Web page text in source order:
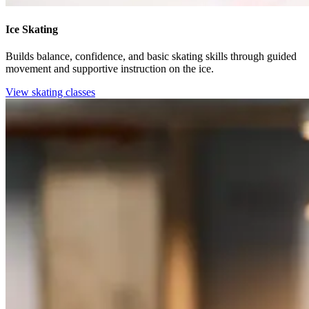
Ice Skating​​​​‌ ‍ ​‍​‍‌‍ ‌ ​‍‌‍‍‌‌‍‌ ‌‍‍‌‌‍ ‍​‍​‍​ ‍‍​‍​‍‌ ​ ‌‍​‌‌‍ ‍‌‍‍‌‌ ‌​‌ ‍‌​‍ ‍‌‍‍‌‌‍ ​‍​‍​‍ ​​‍​‍‌‍‍​‌ ​‍‌‍‌‌‌‍‌‍​‍​‍​ ‍‍​‍​‍‌‍‍​‌ ‌​‌ ‌​‌ ​​‌ ​ ​ ‍‍​‍ ​‍ ‌‍​ ‌‍‍​‌‍‌‌‌‍ ​‌ ​ ‌‍‌‌‌‍​‌‌ ​​‌‍‍‌‌‍‌‌‌ ​‍‌ ​ ​‍ ‍‌ ​ ‌‍​‌‌‍ ‍‌‍‍‌‌ ‌​‌ ‍‌​‍ ‍‌ ​ ‌ ‌​‌ ‌‌‌‍‌​‌‍‍‌‌‍ ​‍ ‌‍‍‌‌‍ ‍‌ ‌​‌‍‌‌‌‍ ‍‌ ‌​​‍ ‌‍‌‌‌‍‌​‌‍‍‌‌ ‌​​‍ ‌‍ ‌‌‍ ‌‍‌​‌‍‌‌​ ‌‌ ​​‌ ​‍‌‍‌‌‌ ​ ‌‍‌‌‌‍ ‍‌ ‌​‌‍​‌‌ ‌​‌‍‍‌‌‍ ‌‍ ‍​ ‍ ‌‍‍‌‌‍‌​​ ‌​ ‍‌​ ‍‌​ ​​​ ‍‌‌‍‌‌​ ‌‌‌‍‌​​ ‌‌​‍ ‌‌‍‌‍​ ​‍‌‍​‌​ ‍‌​‍ ‌​ ‌​​ ‍​‌‍‌‍‌‍​ ​‍ ‌‌‍​‌​ ‌ ​ ‍​​ ‌‌​‍ ‌‌‍​‍​ ‌‌‌‍‌​​ ‌ ​ ‌ ​ ​‍​ ‌‌​ ‌‍​ ‍​​ ​‌​ ​‌‌‍​‍​ ‍ ‌ ‌​‌ ‍‌‌ ​​‌‍‌‌​ ‌‌ ‌‍‌‍‌‌‌‍ ‍‌ ‌‌‌‍‌‌‌‌​ ‌‍ ​‌ ‌‌‌‍‌ ‌‌​​‌‍​‌‌‍‌ ‌‍‌‌​ ‍ ‌ ​​‌‍​‌‌ ‌​‌‍‍​​ ‌‌ ​​‌‍​‌‌‍‌ ‌‍‌‌‌​​‍‌ ‌‌‌‍‍‌‌‍ ​‌‍‌​‌‍‌‌‌ ​‍​‍‌‌​ ‌‌‌​​‍‌‌ ‌‍‍ ‌‍‌‌‌ ‍‌​‍‌‌​ ​ ‌​‌​​‍‌‌​ ​ ‌​‌​​‍‌‌​ ​‍​ ​‍​ ​​​ ‌‌‌‍​ ​ ‍‌​ ‌ ​ ​​​ ‍‌​ ‌ ​ ‌‍​ ​‍​ ​‍​ ​‌​‍‌‌​ ​‍​ ​‍​‍‌‌​ ‌‌‌​‌​​‍ ‍‌ ‌​‌‍​‌‌‍​‍‌ ​ ​‍‌‌​ ‌‌‌​​‍‌‌ ‌‍‍ ‌‍‌‌‌ ‍‌​‍‌‌​ ​ ‌​‌​​‍‌‌​ ​ ‌​‌​​‍‌‌​ ​‍​ ​‍‌‍‌‌‌‍‌​​ ‌‍‌‍‌​​ ​​​ ​‌​ ‌‌​ ​‍‌‍​‍​ ‌ ‌‍‌‌​ ​‌​‍‌‌​ ​‍​ ​‍​‍‌‌​ ‌‌‌​‌​​‍ ‍‌‍​ ‌‍ ‌‍ ‍‌ ‌​‌‍‌‌‌‍ ‍‌ ‌​​‍‌‌​ ‌‌‌​​‍‌‌ ‌‍‍ ‌‍‌‌‌ ‍‌​‍‌‌​ ​ ‌​‌​​‍‌‌​ ​ ‌​‌​​‍‌‌​ ​‍​ ​‍​ ‌​‌‍​ ‌‍‌‌​ ​‌​ ‍‌​ ‌ ​ ​ ​ ‍​​ ‌‍​ ‌‌​ ‌‌​ ‌ ​ ​​‌‍‌​‌‍​‍‌‍‌​​ ​‍​ ‌‌​ ‌‍‌‍‌​​ ‌‍‌‍‌​​ ‌​‌‍‌‌‌‍‌​​ ‍​‌‍‌‌​ ​‍​ ‌ ‌‍‌‍‌‍​‌​ ‌​​‍‌‌​ ​‍​ ​‍​‍‌‌​ ‌‌‌​‌​​‍ ‍‌ ‌​‌‍‍‌‌ ‌​‌‍ ​‌‍‌‌​ ‌‍​‍‌‍​‌‌ ​ ‌‍‌‌‌‌‌‌‌ ​‍‌‍ ​​ ‌‌‍‍​‌ ‌​‌ ‌​‌ ​​‌ ​ ​‍‌‌​ ​ ‌​​‌​‍‌‌​ ​‍‌​‌‍​‍‌‌​ ​‍‌​‌‍‌‍​ ‌‍‍​‌‍‌‌‌‍ ​‌ ​ ‌‍‌‌‌‍​‌‌ ​​‌‍‍‌‌‍‌‌‌ ​‍‌ ​ ​‍ ‍‌ ​ ‌‍​‌‌‍ ‍‌‍‍‌‌ ‌​‌ ‍‌​‍ ‍‌ ​ ‌ ‌​‌ ‌‌‌‍‌​‌‍‍‌‌‍ ​‍‌‍‌‍‍‌‌‍‌​​ ‌​ ‍‌​ ‍‌​ ​​​ ‍‌‌‍‌‌​ ‌‌‌‍‌​​ ‌‌​‍ ‌‌‍‌‍​ ​‍‌‍​‌​ ‍‌​‍ ‌​ ‌​​ ‍​‌‍‌‍‌‍​ ​‍ ‌‌‍​‌​ ‌ ​ ‍​​ ‌‌​‍ ‌‌‍​‍​ ‌‌‌‍‌​​ ‌ ​ ‌ ​ ​‍​ ‌‌​ ‌‍​ ‍​​ ​‌​ ​‌‌‍​‍​‍‌‍‌ ‌​‌ ‍‌‌ ​​‌‍‌‌​ ‌‌ ‌‍‌‍‌‌‌‍ ‍‌ ‌‌‌‍‌‌‌‌​ ‌‍ ​‌ ‌‌‌‍‌ ‌‌​​‌‍​‌‌‍‌ ‌‍‌‌​‍‌‍‌ ​​‌‍​‌‌ ‌​‌‍‍​​ ‌‌ ​​‌‍​‌‌‍‌ ‌‍‌‌‌​​‍‌ ‌‌‌‍‍‌‌‍ ​‌‍‌​‌‍‌‌‌ ​‍​‍‌‌​ ‌‌‌​​‍‌‌ ‌‍‍ ‌‍‌‌‌ ‍‌​‍‌‌​ ​ ‌​‌​​‍‌‌​ ​ ‌​‌​​‍‌‌​ ​‍​ ​‍​ ​​​ ‌‌‌‍​ ​ ‍‌​ ‌ ​ ​​​ ‍‌​ ‌ ​ ‌‍​ ​‍​ ​‍​ ​‌​‍‌‌​ ​‍​ ​‍​‍‌‌​ ‌‌‌​‌​​‍ ‍‌ ‌​‌‍​‌‌‍​‍‌ ​ ​‍‌‌​ ‌‌‌​​‍‌‌ ‌‍‍ ‌‍‌‌‌ ‍‌​‍‌‌​ ​ ‌​‌​​‍‌‌​ ​ ‌​‌​​‍‌‌​ ​‍​ ​‍‌‍‌‌‌‍‌​​ ‌‍‌‍‌​​ ​​​ ​‌​ ‌‌​ ​‍‌‍​‍​ ‌ ‌‍‌‌​ ​‌​‍‌‌​ ​‍​ ​‍​‍‌‌​ ‌‌‌​‌​​‍ ‍‌‍​ ‌‍ ‌‍ ‍‌ ‌​‌‍‌‌‌‍ ‍‌ ‌​​‍‌‌​ ‌‌‌​​‍‌‌ ‌‍‍ ‌‍‌‌‌ ‍‌​‍‌‌​ ​ ‌​‌​​‍‌‌​ ​ ‌​‌​​‍‌‌​ ​‍​ ​‍​ ‌​‌‍​ ‌‍‌‌​ ​‌​ ‍‌​ ‌ ​ ​ ​ ‍​​ ‌‍​ ‌‌​ ‌‌​ ‌ ​ ​​‌‍‌​‌‍​‍‌‍‌​​ ​‍​ ‌‌​ ‌‍‌‍‌​​ ‌‍‌‍‌​​ ‌​‌‍‌‌‌‍‌​​ ‍​‌‍‌‌​ ​‍​ ‌ ‌‍‌‍‌‍​‌​ ‌​​‍‌‌​ ​‍​ ​‍​‍‌‌​ ‌‌‌​‌​​‍ ‍‌ ‌​‌‍‍‌‌ ‌​‌‍ ​‌‍‌‌​‍‌‍‌ ​​‌‍‌‌‌ ​‍‌ ​ ‌ ​​‌‍‌‌‌‍​ ‌ ‌​‌‍‍‌‌ ‌‍‌‍‌‌​ ‌‌ ​​‌ ‌‌‌‍​‍‌‍ ​‌‍‍‌‌ ​ ‌‍‍​‌‍‌‌‌‍‌​​‍​‍‌ ‌
Builds balance, confidence, and basic skating skills through guided
movement and supportive instruction on the ice.​​​​‌ ‍ ​‍​‍‌‍ ‌ ​‍‌‍‍‌‌‍‌ ‌‍‍‌‌‍ ‍​‍​‍​ ‍‍​‍​‍‌ ​ ‌‍​‌‌‍ ‍‌‍‍‌‌ ‌​‌ ‍‌​‍ ‍‌‍‍‌‌‍ ​‍​‍​‍ ​​‍​‍‌‍‍​‌ ​‍‌‍‌‌‌‍‌‍​‍​‍​ ‍‍​‍​‍‌‍‍​‌ ‌​‌ ‌​‌ ​​‌ ​ ​ ‍‍​‍ ​‍ ‌‍​ ‌‍‍​‌‍‌‌‌‍ ​‌ ​ ‌‍‌‌‌‍​‌‌ ​​‌‍‍‌‌‍‌‌‌ ​‍‌ ​ ​‍ ‍‌ ​ ‌‍​‌‌‍ ‍‌‍‍‌‌ ‌​‌ ‍‌​‍ ‍‌ ​ ‌ ‌​‌ ‌‌‌‍‌​‌‍‍‌‌‍ ​‍ ‌‍‍‌‌‍ ‍‌ ‌​‌‍‌‌‌‍ ‍‌ ‌​​‍ ‌‍‌‌‌‍‌​‌‍‍‌‌ ‌​​‍ ‌‍ ‌‌‍ ‌‍‌​‌‍‌‌​ ‌‌ ​​‌ ​‍‌‍‌‌‌ ​ ‌‍‌‌‌‍ ‍‌ ‌​‌‍​‌‌ ‌​‌‍‍‌‌‍ ‌‍ ‍​ ‍ ‌‍‍‌‌‍‌​​ ‌​ ‍‌​ ‍‌​ ​​​ ‍‌‌‍‌‌​ ‌‌‌‍‌​​ ‌‌​‍ ‌‌‍‌‍​ ​‍‌‍​‌​ ‍‌​‍ ‌​ ‌​​ ‍​‌‍‌‍‌‍​ ​‍ ‌‌‍​‌​ ‌ ​ ‍​​ ‌‌​‍ ‌‌‍​‍​ ‌‌‌‍‌​​ ‌ ​ ‌ ​ ​‍​ ‌‌​ ‌‍​ ‍​​ ​‌​ ​‌‌‍​‍​ ‍ ‌ ‌​‌ ‍‌‌ ​​‌‍‌‌​ ‌‌ ‌‍‌‍‌‌‌‍ ‍‌ ‌‌‌‍‌‌‌‌​ ‌‍ ​‌ ‌‌‌‍‌ ‌‌​​‌‍​‌‌‍‌ ‌‍‌‌​ ‍ ‌ ​​‌‍​‌‌ ‌​‌‍‍​​ ‌‌ ​​‌‍​‌‌‍‌ ‌‍‌‌‌​​‍‌ ‌‌‌‍‍‌‌‍ ​‌‍‌​‌‍‌‌‌ ​‍​‍‌‌​ ‌‌‌​​‍‌‌ ‌‍‍ ‌‍‌‌‌ ‍‌​‍‌‌​ ​ ‌​‌​​‍‌‌​ ​ ‌​‌​​‍‌‌​ ​‍​ ​‍​ ​​​ ‌‌‌‍​ ​ ‍‌​ ‌ ​ ​​​ ‍‌​ ‌ ​ ‌‍​ ​‍​ ​‍​ ​‌​‍‌‌​ ​‍​ ​‍​‍‌‌​ ‌‌‌​‌​​‍ ‍‌ ‌​‌‍​‌‌‍​‍‌ ​ ​‍‌‌​ ‌‌‌​​‍‌‌ ‌‍‍ ‌‍‌‌‌ ‍‌​‍‌‌​ ​ ‌​‌​​‍‌‌​ ​ ‌​‌​​‍‌‌​ ​‍​ ​‍‌‍‌‌‌‍‌​​ ‌‍‌‍‌​​ ​​​ ​‌​ ‌‌​ ​‍‌‍​‍​ ‌ ‌‍‌‌​ ​‌​‍‌‌​ ​‍​ ​‍​‍‌‌​ ‌‌‌​‌​​‍ ‍‌‍​ ‌‍ ‌‍ ‍‌ ‌​‌‍‌‌‌‍ ‍‌ ‌​​‍‌‌​ ‌‌‌​​‍‌‌ ‌‍‍ ‌‍‌‌‌ ‍‌​‍‌‌​ ​ ‌​‌​​‍‌‌​ ​ ‌​‌​​‍‌‌​ ​‍​ ​‍​ ‌​‌‍​ ‌‍‌‌​ ​‌​ ‍‌​ ‌ ​ ​ ​ ‍​​ ‌‍​ ‌‌​ ‌‌​ ‌ ​ ​​‌‍‌​‌‍​‍‌‍‌​​ ​‍​ ‌‌​ ‌‍‌‍‌​​ ‌‍‌‍‌​​ ‌​‌‍‌‌‌‍‌​​ ‍​‌‍‌‌​ ​‍​ ‌ ‌‍‌‍‌‍​‌​ ‌​​‍‌‌​ ​‍​ ​‍​‍‌‌​ ‌‌‌​‌​​‍ ‍‌ ​‍‌‍‍‌‌‍​ ‌‍‍​‌‌‌​‌‍‌‌‌ ‍​‌ ‌​​‍‌‌​ ‌‌‌​​‍‌‌ ‌‍‍ ‌‍‌‌‌ ‍‌​‍‌‌​ ​ ‌​‌​​‍‌‌​ ​ ‌​‌​​‍‌‌​ ​‍​ ​‍‌‍​‌‌‍‌​​ ​ ​ ​​​ ‌‍‌‍‌‌‌‍​‍​ ‌ ​ ‌​‌‍‌​​ ​​​ ​‍​‍‌‌​ ​‍​ ​‍​‍‌‌​ ‌‌‌​‌​​‍ ‍‌‍​ ‌‍‍​‌‍‍‌‌‍ ​‌‍‌​‌ ​‍‌‍‌‌‌‍ ‍​‍‌‌​ ‌‌‌​​‍‌‌ ‌‍‍ ‌‍‌‌‌ ‍‌​‍‌‌​ ​ ‌​‌​​‍‌‌​ ​ ‌​‌​​‍‌‌​ ​‍​ ​‍​ ​‌‌‍​ ​ ​‌​ ‌ ​ ‍‌​ ​ ​ ​​​ ‌‌​ ​‍​ ‌ ​ ‌​​ ​‌​‍‌‌​ ​‍​ ​‍​‍‌‌​ ‌‌‌​‌​​‍ ‍‌ ‌​‌‍‌‌‌ ‍​‌ ‌​​ ‌‍​‍‌‍​‌‌ ​ ‌‍‌‌‌‌‌‌‌ ​‍‌‍ ​​ ‌‌‍‍​‌ ‌​‌ ‌​‌ ​​‌ ​ ​‍‌‌​ ​ ‌​​‌​‍‌‌​ ​‍‌​‌‍​‍‌‌​ ​‍‌​‌‍‌‍​ ‌‍‍​‌‍‌‌‌‍ ​‌ ​ ‌‍‌‌‌‍​‌‌ ​​‌‍‍‌‌‍‌‌‌ ​‍‌ ​ ​‍ ‍‌ ​ ‌‍​‌‌‍ ‍‌‍‍‌‌ ‌​‌ ‍‌​‍ ‍‌ ​ ‌ ‌​‌ ‌‌‌‍‌​‌‍‍‌‌‍ ​‍‌‍‌‍‍‌‌‍‌​​ ‌​ ‍‌​ ‍‌​ ​​​ ‍‌‌‍‌‌​ ‌‌‌‍‌​​ ‌‌​‍ ‌‌‍‌‍​ ​‍‌‍​‌​ ‍‌​‍ ‌​ ‌​​ ‍​‌‍‌‍‌‍​ ​‍ ‌‌‍​‌​ ‌ ​ ‍​​ ‌‌​‍ ‌‌‍​‍​ ‌‌‌‍‌​​ ‌ ​ ‌ ​ ​‍​ ‌‌​ ‌‍​ ‍​​ ​‌​ ​‌‌‍​‍​‍‌‍‌ ‌​‌ ‍‌‌ ​​‌‍‌‌​ ‌‌ ‌‍‌‍‌‌‌‍ ‍‌ ‌‌‌‍‌‌‌‌​ ‌‍ ​‌ ‌‌‌‍‌ ‌‌​​‌‍​‌‌‍‌ ‌‍‌‌​‍‌‍‌ ​​‌‍​‌‌ ‌​‌‍‍​​ ‌‌ ​​‌‍​‌‌‍‌ ‌‍‌‌‌​​‍‌ ‌‌‌‍‍‌‌‍ ​‌‍‌​‌‍‌‌‌ ​‍​‍‌‌​ ‌‌‌​​‍‌‌ ‌‍‍ ‌‍‌‌‌ ‍‌​‍‌‌​ ​ ‌​‌​​‍‌‌​ ​ ‌​‌​​‍‌‌​ ​‍​ ​‍​ ​​​ ‌‌‌‍​ ​ ‍‌​ ‌ ​ ​​​ ‍‌​ ‌ ​ ‌‍​ ​‍​ ​‍​ ​‌​‍‌‌​ ​‍​ ​‍​‍‌‌​ ‌‌‌​‌​​‍ ‍‌ ‌​‌‍​‌‌‍​‍‌ ​ ​‍‌‌​ ‌‌‌​​‍‌‌ ‌‍‍ ‌‍‌‌‌ ‍‌​‍‌‌​ ​ ‌​‌​​‍‌‌​ ​ ‌​‌​​‍‌‌​ ​‍​ ​‍‌‍‌‌‌‍‌​​ ‌‍‌‍‌​​ ​​​ ​‌​ ‌‌​ ​‍‌‍​‍​ ‌ ‌‍‌‌​ ​‌​‍‌‌​ ​‍​ ​‍​‍‌‌​ ‌‌‌​‌​​‍ ‍‌‍​ ‌‍ ‌‍ ‍‌ ‌​‌‍‌‌‌‍ ‍‌ ‌​​‍‌‌​ ‌‌‌​​‍‌‌ ‌‍‍ ‌‍‌‌‌ ‍‌​‍‌‌​ ​ ‌​‌​​‍‌‌​ ​ ‌​‌​​‍‌‌​ ​‍​ ​‍​ ‌​‌‍​ ‌‍‌‌​ ​‌​ ‍‌​ ‌ ​ ​ ​ ‍​​ ‌‍​ ‌‌​ ‌‌​ ‌ ​ ​​‌‍‌​‌‍​‍‌‍‌​​ ​‍​ ‌‌​ ‌‍‌‍‌​​ ‌‍‌‍‌​​ ‌​‌‍‌‌‌‍‌​​ ‍​‌‍‌‌​ ​‍​ ‌ ‌‍‌‍‌‍​‌​ ‌​​‍‌‌​ ​‍​ ​‍​‍‌‌​ ‌‌‌​‌​​‍ ‍‌ ​‍‌‍‍‌‌‍​ ‌‍‍​‌‌‌​‌‍‌‌‌ ‍​‌ ‌​​‍‌‌​ ‌‌‌​​‍‌‌ ‌‍‍ ‌‍‌‌‌ ‍‌​‍‌‌​ ​ ‌​‌​​‍‌‌​ ​ ‌​‌​​‍‌‌​ ​‍​ ​‍‌‍​‌‌‍‌​​ ​ ​ ​​​ ‌‍‌‍‌‌‌‍​‍​ ‌ ​ ‌​‌‍‌​​ ​​​ ​‍​‍‌‌​ ​‍​ ​‍​‍‌‌​ ‌‌‌​‌​​‍ ‍‌‍​ ‌‍‍​‌‍‍‌‌‍ ​‌‍‌​‌ ​‍‌‍‌‌‌‍ ‍​‍‌‌​ ‌‌‌​​‍‌‌ ‌‍‍ ‌‍‌‌‌ ‍‌​‍‌‌​ ​ ‌​‌​​‍‌‌​ ​ ‌​‌​​‍‌‌​ ​‍​ ​‍​ ​‌‌‍​ ​ ​‌​ ‌ ​ ‍‌​ ​ ​ ​​​ ‌‌​ ​‍​ ‌ ​ ‌​​ ​‌​‍‌‌​ ​‍​ ​‍​‍‌‌​ ‌‌‌​‌​​‍ ‍‌ ‌​‌‍‌‌‌ ‍​‌ ‌​​‍‌‍‌ ​​‌‍‌‌‌ ​‍‌ ​ ‌ ​​‌‍‌‌‌‍​ ‌ ‌​‌‍‍‌‌ ‌‍‌‍‌‌​ ‌‌ ​​‌ ‌‌‌‍​‍‌‍ ​‌‍‍‌‌ ​ ‌‍‍​‌‍‌‌‌‍‌​​‍​‍‌ ‌
View skating classes​​​​‌ ‍ ​‍​‍‌‍ ‌ ​‍‌‍‍‌‌‍‌ ‌‍‍‌‌‍ ‍​‍​‍​ ‍‍​‍​‍‌ ​ ‌‍​‌‌‍ ‍‌‍‍‌‌ ‌​‌ ‍‌​‍ ‍‌‍‍‌‌‍ ​‍​‍​‍ ​​‍​‍‌‍‍​‌ ​‍‌‍‌‌‌‍‌‍​‍​‍​ ‍‍​‍​‍‌‍‍​‌ ‌​‌ ‌​‌ ​​‌ ​ ​ ‍‍​‍ ​‍ ‌‍​ ‌‍‍​‌‍‌‌‌‍ ​‌ ​ ‌‍‌‌‌‍​‌‌ ​​‌‍‍‌‌‍‌‌‌ ​‍‌ ​ ​‍ ‍‌ ​ ‌‍​‌‌‍ ‍‌‍‍‌‌ ‌​‌ ‍‌​‍ ‍‌ ​ ‌ ‌​‌ ‌‌‌‍‌​‌‍‍‌‌‍ ​‍ ‌‍‍‌‌‍ ‍‌ ‌​‌‍‌‌‌‍ ‍‌ ‌​​‍ ‌‍‌‌‌‍‌​‌‍‍‌‌ ‌​​‍ ‌‍ ‌‌‍ ‌‍‌​‌‍‌‌​ ‌‌ ​​‌ ​‍‌‍‌‌‌ ​ ‌‍‌‌‌‍ ‍‌ ‌​‌‍​‌‌ ‌​‌‍‍‌‌‍ ‌‍ ‍​ ‍ ‌‍‍‌‌‍‌​​ ‌​ ‍‌​ ‍‌​ ​​​ ‍‌‌‍‌‌​ ‌‌‌‍‌​​ ‌‌​‍ ‌‌‍‌‍​ ​‍‌‍​‌​ ‍‌​‍ ‌​ ‌​​ ‍​‌‍‌‍‌‍​ ​‍ ‌‌‍​‌​ ‌ ​ ‍​​ ‌‌​‍ ‌‌‍​‍​ ‌‌‌‍‌​​ ‌ ​ ‌ ​ ​‍​ ‌‌​ ‌‍​ ‍​​ ​‌​ ​‌‌‍​‍​ ‍ ‌ ‌​‌ ‍‌‌ ​​‌‍‌‌​ ‌‌ ‌‍‌‍‌‌‌‍ ‍‌ ‌‌‌‍‌‌‌‌​ ‌‍ ​‌ ‌‌‌‍‌ ‌‌​​‌‍​‌‌‍‌ ‌‍‌‌​ ‍ ‌ ​​‌‍​‌‌ ‌​‌‍‍​​ ‌‌ ​​‌‍​‌‌‍‌ ‌‍‌‌‌​​‍‌ ‌‌‌‍‍‌‌‍ ​‌‍‌​‌‍‌‌‌ ​‍​‍‌‌​ ‌‌‌​​‍‌‌ ‌‍‍ ‌‍‌‌‌ ‍‌​‍‌‌​ ​ ‌​‌​​‍‌‌​ ​ ‌​‌​​‍‌‌​ ​‍​ ​‍​ ​​​ ‌‌‌‍​ ​ ‍‌​ ‌ ​ ​​​ ‍‌​ ‌ ​ ‌‍​ ​‍​ ​‍​ ​‌​‍‌‌​ ​‍​ ​‍​‍‌‌​ ‌‌‌​‌​​‍ ‍‌ ‌​‌‍​‌‌‍​‍‌ ​ ​‍‌‌​ ‌‌‌​​‍‌‌ ‌‍‍ ‌‍‌‌‌ ‍‌​‍‌‌​ ​ ‌​‌​​‍‌‌​ ​ ‌​‌​​‍‌‌​ ​‍​ ​‍‌‍‌‌‌‍‌​​ ‌‍‌‍‌​​ ​​​ ​‌​ ‌‌​ ​‍‌‍​‍​ ‌ ‌‍‌‌​ ​‌​‍‌‌​ ​‍​ ​‍​‍‌‌​ ‌‌‌​‌​​‍ ‍‌‍​ ‌‍ ‌‍ ‍‌ ‌​‌‍‌‌‌‍ ‍‌ ‌​​‍‌‌​ ‌‌‌​​‍‌‌ ‌‍‍ ‌‍‌‌‌ ‍‌​‍‌‌​ ​ ‌​‌​​‍‌‌​ ​ ‌​‌​​‍‌‌​ ​‍​ ​‍​ ‌​‌‍​ ‌‍‌‌​ ​‌​ ‍‌​ ‌ ​ ​ ​ ‍​​ ‌‍​ ‌‌​ ‌‌​ ‌ ​ ​​‌‍‌​‌‍​‍‌‍‌​​ ​‍​ ‌‌​ ‌‍‌‍‌​​ ‌‍‌‍‌​​ ‌​‌‍‌‌‌‍‌​​ ‍​‌‍‌‌​ ​‍​ ‌ ‌‍‌‍‌‍​‌​ ‌​​‍‌‌​ ​‍​ ​‍​‍‌‌​ ‌‌‌​‌​​‍ ‍‌‍​‍‌ ‌‌‌ ‌​‌ ‌​‌‍ ‌‍ ‍‌ ​ ​‍‌‌​ ‌‌‌​​‍‌‌ ‌‍‍ ‌‍‌‌‌ ‍‌​‍‌‌​ ​ ‌​‌​​‍‌‌​ ​ ‌​‌​​‍‌‌​ ​‍​ ​‍​ ‍​​ ‌​​ ​‌‌‍‌‌​ ‌​​ ​ ​ ‌ ‌‍​‌​ ​​‌‍‌​​ ‍​​ ‌​​‍‌‌​ ​‍​ ​‍​‍‌‌​ ‌‌‌​‌​​‍ ‍‌ ‌​‌‍‌‌‌ ‍​‌ ‌​​ ‌‍​‍‌‍​‌‌ ​ ‌‍‌‌‌‌‌‌‌ ​‍‌‍ ​​ ‌‌‍‍​‌ ‌​‌ ‌​‌ ​​‌ ​ ​‍‌‌​ ​ ‌​​‌​‍‌‌​ ​‍‌​‌‍​‍‌‌​ ​‍‌​‌‍‌‍​ ‌‍‍​‌‍‌‌‌‍ ​‌ ​ ‌‍‌‌‌‍​‌‌ ​​‌‍‍‌‌‍‌‌‌ ​‍‌ ​ ​‍ ‍‌ ​ ‌‍​‌‌‍ ‍‌‍‍‌‌ ‌​‌ ‍‌​‍ ‍‌ ​ ‌ ‌​‌ ‌‌‌‍‌​‌‍‍‌‌‍ ​‍‌‍‌‍‍‌‌‍‌​​ ‌​ ‍‌​ ‍‌​ ​​​ ‍‌‌‍‌‌​ ‌‌‌‍‌​​ ‌‌​‍ ‌‌‍‌‍​ ​‍‌‍​‌​ ‍‌​‍ ‌​ ‌​​ ‍​‌‍‌‍‌‍​ ​‍ ‌‌‍​‌​ ‌ ​ ‍​​ ‌‌​‍ ‌‌‍​‍​ ‌‌‌‍‌​​ ‌ ​ ‌ ​ ​‍​ ‌‌​ ‌‍​ ‍​​ ​‌​ ​‌‌‍​‍​‍‌‍‌ ‌​‌ ‍‌‌ ​​‌‍‌‌​ ‌‌ ‌‍‌‍‌‌‌‍ ‍‌ ‌‌‌‍‌‌‌‌​ ‌‍ ​‌ ‌‌‌‍‌ ‌‌​​‌‍​‌‌‍‌ ‌‍‌‌​‍‌‍‌ ​​‌‍​‌‌ ‌​‌‍‍​​ ‌‌ ​​‌‍​‌‌‍‌ ‌‍‌‌‌​​‍‌ ‌‌‌‍‍‌‌‍ ​‌‍‌​‌‍‌‌‌ ​‍​‍‌‌​ ‌‌‌​​‍‌‌ ‌‍‍ ‌‍‌‌‌ ‍‌​‍‌‌​ ​ ‌​‌​​‍‌‌​ ​ ‌​‌​​‍‌‌​ ​‍​ ​‍​ ​​​ ‌‌‌‍​ ​ ‍‌​ ‌ ​ ​​​ ‍‌​ ‌ ​ ‌‍​ ​‍​ ​‍​ ​‌​‍‌‌​ ​‍​ ​‍​‍‌‌​ ‌‌‌​‌​​‍ ‍‌ ‌​‌‍​‌‌‍​‍‌ ​ ​‍‌‌​ ‌‌‌​​‍‌‌ ‌‍‍ ‌‍‌‌‌ ‍‌​‍‌‌​ ​ ‌​‌​​‍‌‌​ ​ ‌​‌​​‍‌‌​ ​‍​ ​‍‌‍‌‌‌‍‌​​ ‌‍‌‍‌​​ ​​​ ​‌​ ‌‌​ ​‍‌‍​‍​ ‌ ‌‍‌‌​ ​‌​‍‌‌​ ​‍​ ​‍​‍‌‌​ ‌‌‌​‌​​‍ ‍‌‍​ ‌‍ ‌‍ ‍‌ ‌​‌‍‌‌‌‍ ‍‌ ‌​​‍‌‌​ ‌‌‌​​‍‌‌ ‌‍‍ ‌‍‌‌‌ ‍‌​‍‌‌​ ​ ‌​‌​​‍‌‌​ ​ ‌​‌​​‍‌‌​ ​‍​ ​‍​ ‌​‌‍​ ‌‍‌‌​ ​‌​ ‍‌​ ‌ ​ ​ ​ ‍​​ ‌‍​ ‌‌​ ‌‌​ ‌ ​ ​​‌‍‌​‌‍​‍‌‍‌​​ ​‍​ ‌‌​ ‌‍‌‍‌​​ ‌‍‌‍‌​​ ‌​‌‍‌‌‌‍‌​​ ‍​‌‍‌‌​ ​‍​ ‌ ‌‍‌‍‌‍​‌​ ‌​​‍‌‌​ ​‍​ ​‍​‍‌‌​ ‌‌‌​‌​​‍ ‍‌‍​‍‌ ‌‌‌ ‌​‌ ‌​‌‍ ‌‍ ‍‌ ​ ​‍‌‌​ ‌‌‌​​‍‌‌ ‌‍‍ ‌‍‌‌‌ ‍‌​‍‌‌​ ​ ‌​‌​​‍‌‌​ ​ ‌​‌​​‍‌‌​ ​‍​ ​‍​ ‍​​ ‌​​ ​‌‌‍‌‌​ ‌​​ ​ ​ ‌ ‌‍​‌​ ​​‌‍‌​​ ‍​​ ‌​​‍‌‌​ ​‍​ ​‍​‍‌‌​ ‌‌‌​‌​​‍ ‍‌ ‌​‌‍‌‌‌ ‍​‌ ‌​​‍‌‍‌ ​​‌‍‌‌‌ ​‍‌ ​ ‌ ​​‌‍‌‌‌‍​ ‌ ‌​‌‍‍‌‌ ‌‍‌‍‌‌​ ‌‌ ​​‌ ‌‌‌‍​‍‌‍ ​‌‍‍‌‌ ​ ‌‍‍​‌‍‌‌‌‍‌​​‍​‍‌ ‌